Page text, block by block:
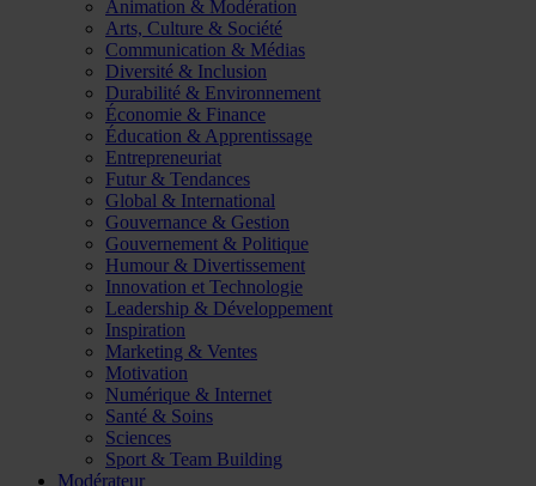
Animation & Modération
Arts, Culture & Société
Communication & Médias
Diversité & Inclusion
Durabilité & Environnement
Économie & Finance
Éducation & Apprentissage
Entrepreneuriat
Futur & Tendances
Global & International
Gouvernance & Gestion
Gouvernement & Politique
Humour & Divertissement
Innovation et Technologie
Leadership & Développement
Inspiration
Marketing & Ventes
Motivation
Numérique & Internet
Santé & Soins
Sciences
Sport & Team Building
Modérateur